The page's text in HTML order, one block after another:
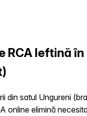
RCA Ieftină în
din satul Ungureni
online elimină